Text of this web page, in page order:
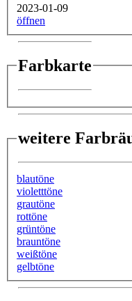
2023-01-09
öffnen
Farbkarte
weitere
blautöne
violetttöne
grautöne
rottöne
grüntöne
brauntöne
weißtöne
gelbtöne